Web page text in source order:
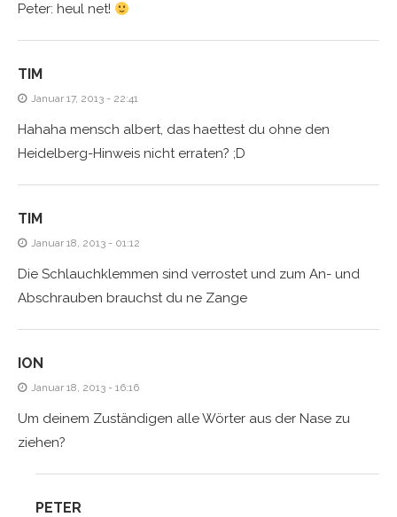
Peter: heul net!
TIM
Januar 17, 2013 - 22:41
Hahaha mensch albert, das haettest du ohne den
Heidelberg-Hinweis nicht erraten? ;D
TIM
Januar 18, 2013 - 01:12
Die Schlauchklemmen sind verrostet und zum An- und
Abschrauben brauchst du ne Zange
ION
Januar 18, 2013 - 16:16
Um deinem Zuständigen alle Wörter aus der Nase zu
ziehen?
PETER